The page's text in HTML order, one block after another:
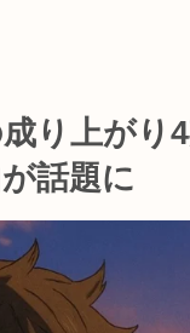
り上がり
話題に